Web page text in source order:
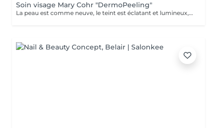
Soin visage Mary Cohr "DermoPeeling"
La peau est comme neuve, le teint est éclatant et lumineux, le visage parait visiblement plus jeune et les tâches brunes sont atténuées.